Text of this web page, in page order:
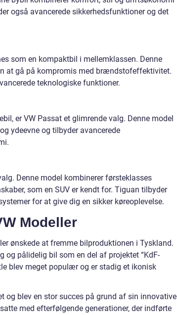
også avancerede sikkerhedsfunktioner og det
som en kompaktbil i mellemklassen. Denne
at gå på kompromis med brændstofeffektivitet.
teknologiske funktioner.
er VW Passat et glimrende valg. Denne model
ydeevne og tilbyder avancerede
Denne model kombinerer førsteklasses
som en SUV er kendt for. Tiguan tilbyder
for at give dig en sikker køreoplevelse.
Modeller
ønskede at fremme bilproduktionen i Tyskland.
og pålidelig bil som en del af projektet “KdF-
blev meget populær og er stadig et ikonisk
og blev en stor succes på grund af sin innovative
med efterfølgende generationer, der indførte